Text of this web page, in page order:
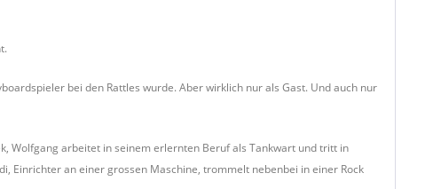
bei den Rattles wurde. Aber wirklich nur als Gast. Und auch nur
Wolfgang arbeitet in seinem erlernten Beruf als Tankwart und tritt in
Einrichter an einer grossen Maschine, trommelt nebenbei in einer Rock